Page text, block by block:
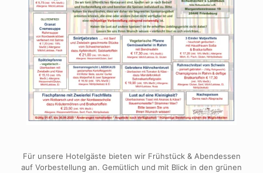
Für unsere Hotelgäste bieten wir Frühstück & Abendessen
auf Vorbestellung an. Gemütlich und mit Blick in den grünen